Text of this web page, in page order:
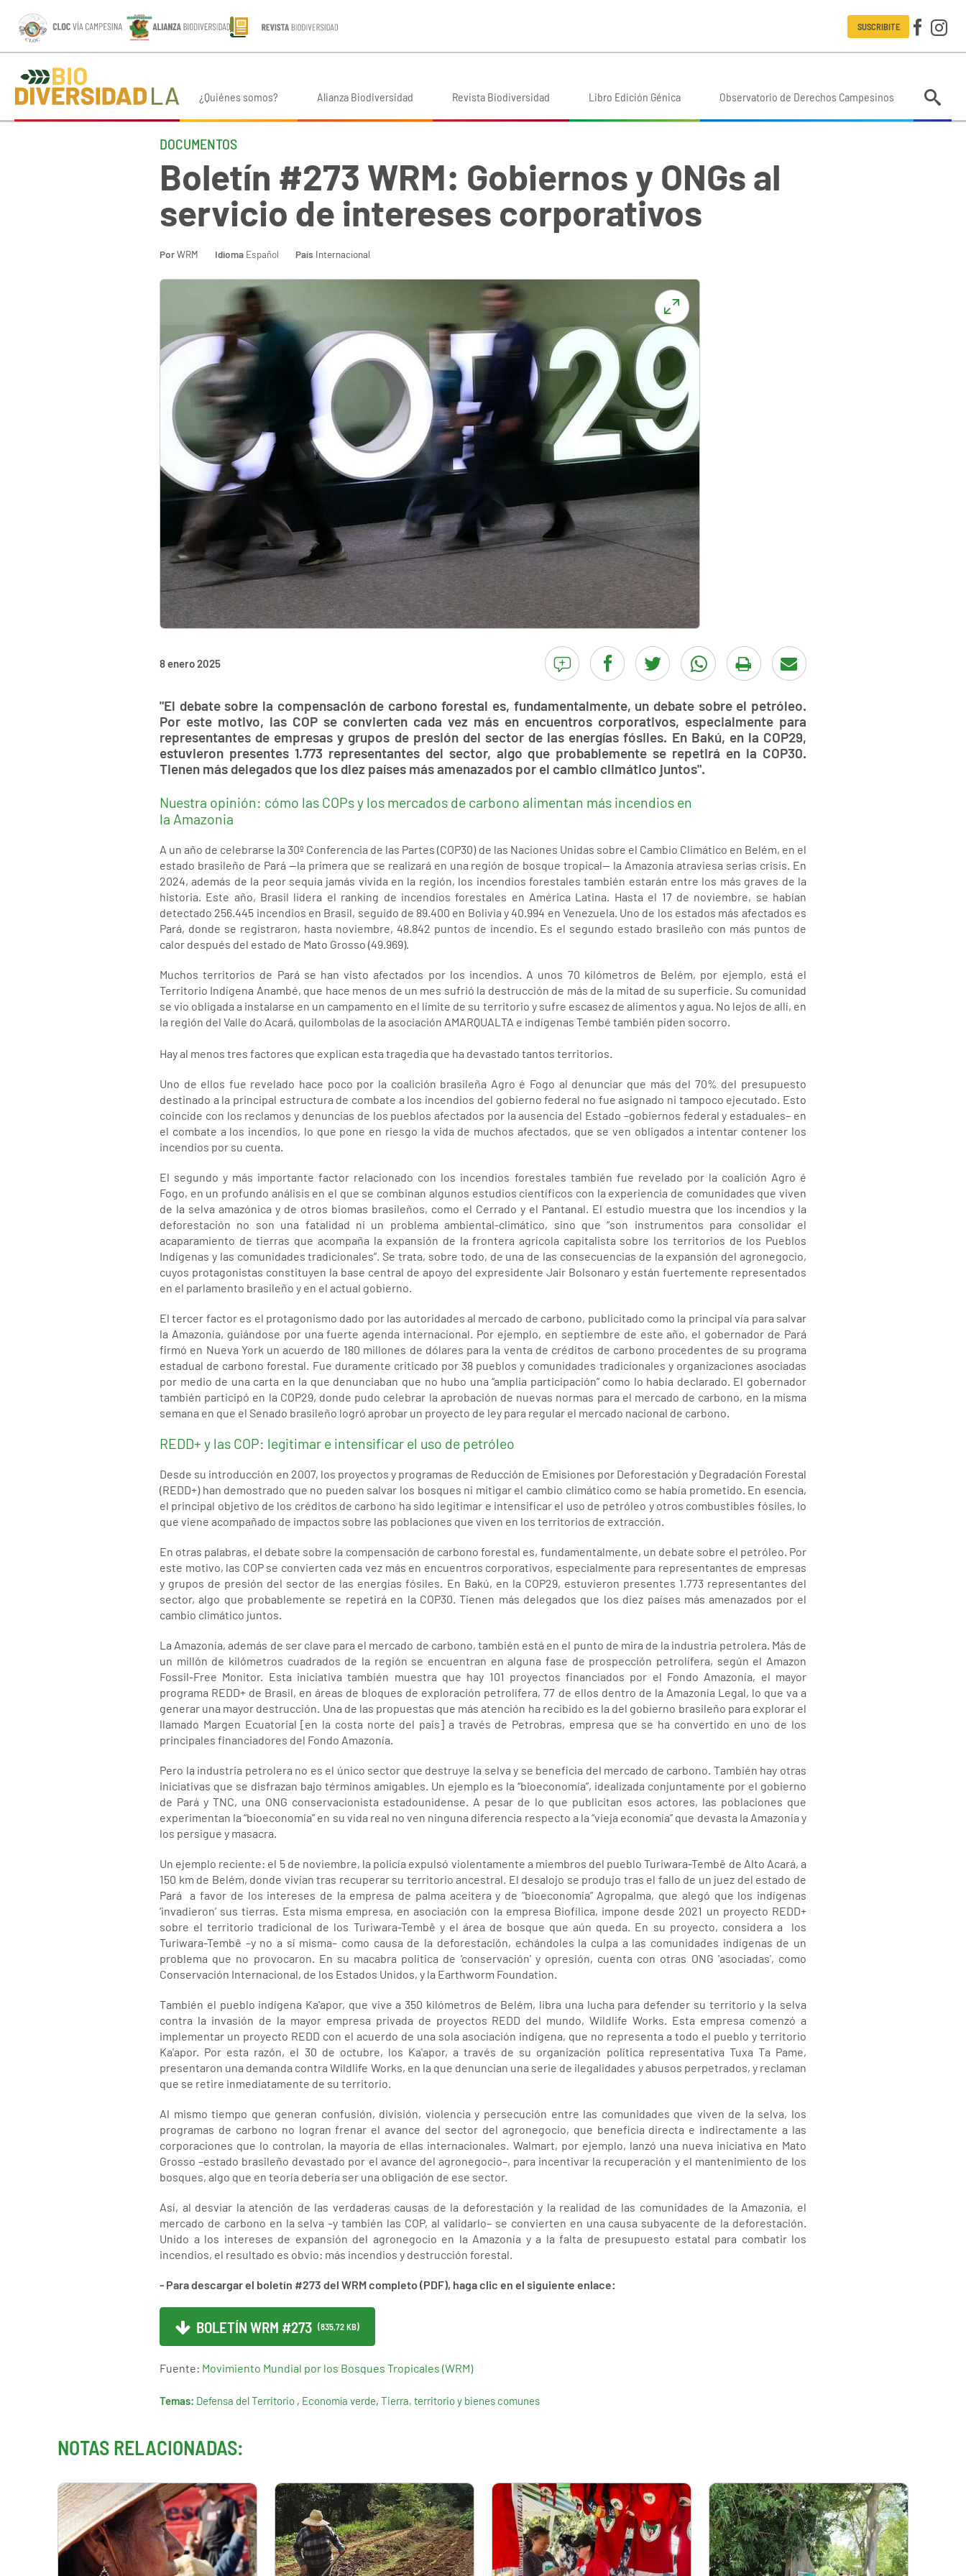
SUSCRIBITE
¿Quiénes somos? Alianza Biodiversidad Revista Biodiversidad Libro Edición Génica Observatorio de Derechos Campesinos
DOCUMENTOS
Boletín #273 WRM: Gobiernos y ONGs al
servicio de intereses corporativos
PorWRM Idioma Español País Internacional
8 enero 2025
"El debate sobre la compensación de carbono forestal es, fundamentalmente, un debate sobre el petróleo.
Por este motivo, las COP se convierten cada vez más en encuentros corporativos, especialmente para
representantes de empresas y grupos de presión del sector de las energías fósiles. En Bakú, en la COP29,
estuvieron presentes 1.773 representantes del sector, algo que probablemente se repetirá en la COP30.
Tienen más delegados que los diez países más amenazados por el cambio climático juntos".
Nuestra opinión: cómo las COPs y los mercados de carbono alimentan más incendios en
la Amazonia
A un año de celebrarse la 30º Conferencia de las Partes (COP30) de las Naciones Unidas sobre el Cambio Climático en Belém, en el
estado brasileño de Pará —la primera que se realizará en una región de bosque tropical— la Amazonía atraviesa serias crisis. En
2024, además de la peor sequía jamás vivida en la región, los incendios forestales también estarán entre los más graves de la
historia. Este año, Brasil lidera el ranking de incendios forestales en América Latina. Hasta el 17 de noviembre, se habían
detectado 256.445 incendios en Brasil, seguido de 89.400 en Bolivia y 40.994 en Venezuela. Uno de los estados más afectados es
Pará, donde se registraron, hasta noviembre, 48.842 puntos de incendio. Es el segundo estado brasileño con más puntos de
calor después del estado de Mato Grosso (49.969).
Muchos territorios de Pará se han visto afectados por los incendios. A unos 70 kilómetros de Belém, por ejemplo, está el
Territorio Indígena Anambé, que hace menos de un mes sufrió la destrucción de más de la mitad de su superficie. Su comunidad
se vio obligada a instalarse en un campamento en el límite de su territorio y sufre escasez de alimentos y agua. No lejos de allí, en
la región del Valle do Acará, quilombolas de la asociación AMARQUALTA e indígenas Tembé también piden socorro.
Hay al menos tres factores que explican esta tragedia que ha devastado tantos territorios.
Uno de ellos fue revelado hace poco por la coalición brasileña Agro é Fogo al denunciar que más del 70% del presupuesto
destinado a la principal estructura de combate a los incendios del gobierno federal no fue asignado ni tampoco ejecutado. Esto
coincide con los reclamos y denuncias de los pueblos afectados por la ausencia del Estado –gobiernos federal y estaduales– en
el combate a los incendios, lo que pone en riesgo la vida de muchos afectados, que se ven obligados a intentar contener los
incendios por su cuenta.
El segundo y más importante factor relacionado con los incendios forestales también fue revelado por la coalición Agro é
Fogo, en un profundo análisis en el que se combinan algunos estudios científicos con la experiencia de comunidades que viven
de la selva amazónica y de otros biomas brasileños, como el Cerrado y el Pantanal. El estudio muestra que los incendios y la
deforestación no son una fatalidad ni un problema ambiental-climático, sino que “son instrumentos para consolidar el
acaparamiento de tierras que acompaña la expansión de la frontera agrícola capitalista sobre los territorios de los Pueblos
Indígenas y las comunidades tradicionales”. Se trata, sobre todo, de una de las consecuencias de la expansión del agronegocio,
cuyos protagonistas constituyen la base central de apoyo del expresidente Jair Bolsonaro y están fuertemente representados
en el parlamento brasileño y en el actual gobierno.
El tercer factor es el protagonismo dado por las autoridades al mercado de carbono, publicitado como la principal vía para salvar
la Amazonía, guiándose por una fuerte agenda internacional. Por ejemplo, en septiembre de este año, el gobernador de Pará
firmó en Nueva York un acuerdo de 180 millones de dólares para la venta de créditos de carbono procedentes de su programa
estadual de carbono forestal. Fue duramente criticado por 38 pueblos y comunidades tradicionales y organizaciones asociadas
por medio de una carta en la que denunciaban que no hubo una “amplia participación” como lo había declarado. El gobernador
también participó en la COP29, donde pudo celebrar la aprobación de nuevas normas para el mercado de carbono, en la misma
semana en que el Senado brasileño logró aprobar un proyecto de ley para regular el mercado nacional de carbono.
REDD+ y las COP: legitimar e intensificar el uso de petróleo
Desde su introducción en 2007, los proyectos y programas de Reducción de Emisiones por Deforestación y Degradación Forestal
(REDD+) han demostrado que no pueden salvar los bosques ni mitigar el cambio climático como se había prometido. En esencia,
el principal objetivo de los créditos de carbono ha sido legitimar e intensificar el uso de petróleo y otros combustibles fósiles, lo
que viene acompañado de impactos sobre las poblaciones que viven en los territorios de extracción.
En otras palabras, el debate sobre la compensación de carbono forestal es, fundamentalmente, un debate sobre el petróleo. Por
este motivo, las COP se convierten cada vez más en encuentros corporativos, especialmente para representantes de empresas
y grupos de presión del sector de las energías fósiles. En Bakú, en la COP29, estuvieron presentes 1.773 representantes del
sector, algo que probablemente se repetirá en la COP30. Tienen más delegados que los diez países más amenazados por el
cambio climático juntos.
La Amazonía, además de ser clave para el mercado de carbono, también está en el punto de mira de la industria petrolera. Más de
un millón de kilómetros cuadrados de la región se encuentran en alguna fase de prospección petrolífera, según el Amazon
Fossil-Free Monitor. Esta iniciativa también muestra que hay 101 proyectos financiados por el Fondo Amazonía, el mayor
programa REDD+ de Brasil, en áreas de bloques de exploración petrolífera, 77 de ellos dentro de la Amazonía Legal, lo que va a
generar una mayor destrucción. Una de las propuestas que más atención ha recibido es la del gobierno brasileño para explorar el
llamado Margen Ecuatorial [en la costa norte del país] a través de Petrobras, empresa que se ha convertido en uno de los
principales financiadores del Fondo Amazonía.
Pero la industria petrolera no es el único sector que destruye la selva y se beneficia del mercado de carbono. También hay otras
iniciativas que se disfrazan bajo términos amigables. Un ejemplo es la “bioeconomía”, idealizada conjuntamente por el gobierno
de Pará y TNC, una ONG conservacionista estadounidense. A pesar de lo que publicitan esos actores, las poblaciones que
experimentan la “bioeconomía” en su vida real no ven ninguna diferencia respecto a la “vieja economía” que devasta la Amazonía y
los persigue y masacra.
Un ejemplo reciente: el 5 de noviembre, la policía expulsó violentamente a miembros del pueblo Turiwara-Tembê de Alto Acará, a
150 km de Belém, donde vivían tras recuperar su territorio ancestral. El desalojo se produjo tras el fallo de un juez del estado de
Pará a favor de los intereses de la empresa de palma aceitera y de “bioeconomía” Agropalma, que alegó que los indígenas
‘invadieron’ sus tierras. Esta misma empresa, en asociación con la empresa Biofílica, impone desde 2021 un proyecto REDD+
sobre el territorio tradicional de los Turiwara-Tembê y el área de bosque que aún queda. En su proyecto, considera a los
Turiwara-Tembê –y no a sí misma– como causa de la deforestación, echándoles la culpa a las comunidades indígenas de un
problema que no provocaron. En su macabra política de 'conservación' y opresión, cuenta con otras ONG 'asociadas', como
Conservación Internacional, de los Estados Unidos, y la Earthworm Foundation.
También el pueblo indígena Ka'apor, que vive a 350 kilómetros de Belém, libra una lucha para defender su territorio y la selva
contra la invasión de la mayor empresa privada de proyectos REDD del mundo, Wildlife Works. Esta empresa comenzó a
implementar un proyecto REDD con el acuerdo de una sola asociación indígena, que no representa a todo el pueblo y territorio
Ka'apor. Por esta razón, el 30 de octubre, los Ka'apor, a través de su organización política representativa Tuxa Ta Pame,
presentaron una demanda contra Wildlife Works, en la que denuncian una serie de ilegalidades y abusos perpetrados, y reclaman
que se retire inmediatamente de su territorio.
Al mismo tiempo que generan confusión, división, violencia y persecución entre las comunidades que viven de la selva, los
programas de carbono no logran frenar el avance del sector del agronegocio, que beneficia directa e indirectamente a las
corporaciones que lo controlan, la mayoría de ellas internacionales. Walmart, por ejemplo, lanzó una nueva iniciativa en Mato
Grosso –estado brasileño devastado por el avance del agronegocio–, para incentivar la recuperación y el mantenimiento de los
bosques, algo que en teoría debería ser una obligación de ese sector.
Así, al desviar la atención de las verdaderas causas de la deforestación y la realidad de las comunidades de la Amazonía, el
mercado de carbono en la selva –y también las COP, al validarlo– se convierten en una causa subyacente de la deforestación.
Unido a los intereses de expansión del agronegocio en la Amazonía y a la falta de presupuesto estatal para combatir los
incendios, el resultado es obvio: más incendios y destrucción forestal.
- Para descargar el boletín #273 del WRM completo (PDF), haga clic en el siguiente enlace:
BOLETÍN WRM #273 (835,72 KB)
Fuente: Movimiento Mundial por los Bosques Tropicales (WRM)
Temas: Defensa del Territorio , Economía verde, Tierra, territorio y bienes comunes
NOTAS RELACIONADAS: